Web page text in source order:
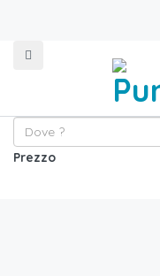
Prezzo